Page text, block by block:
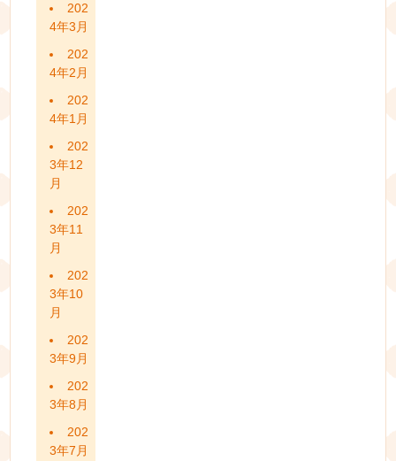
202
4年3月
202
4年2月
202
4年1月
202
3年12
月
202
3年11
月
202
3年10
月
202
3年9月
202
3年8月
202
3年7月